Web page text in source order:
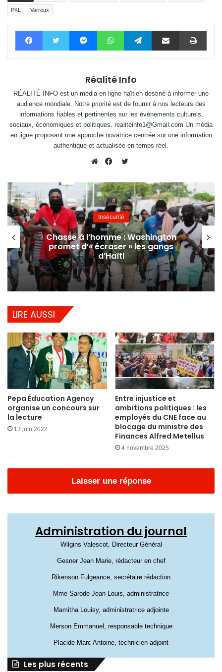
PKL Varreux
FacebookTwitter MessengerWhatsAppTelegram Partager par email
Réalité Info
RÉALITÉ INFO est un média en ligne haïtien destiné à informer une
audience mondiale. Notre priorité est de fournir à nos lecteurs des
informations fiables et pertinentes sur les événements culturels,
sociaux, économiques et politiques. realiteinfo1@Gmail.com Un média
en ligne proposant une approche novatrice centrée sur une information
authentique et actualisée en temps réel.
Insécurité
Chasse à l’homme : Washington
promet d’« écraser » les gangs
d’Haïti
LIRE AUSSI
Pepa Éducation Agency
organise un concours sur
la lecture
13 juin 2022
Entre injustice et
ambitions politiques : les
employés du CNE face au
blocage du ministre des
Finances Alfred Metellus
4 novembre 2025
Laisser une réponse
Administration du journal
Wilgins Valescot, Directeur Général
Gesner Jean Marie, rédacteur en chef
Rikenson Fulgeance, secrétaire rédaction
Mme Sarode Jean Louis, administratrice
Mamitha Louisy, administratrice adjointe
Merson Emmanuel, responsable technique
Placide Marc Antoine, technicien adjoint
Les plus récents